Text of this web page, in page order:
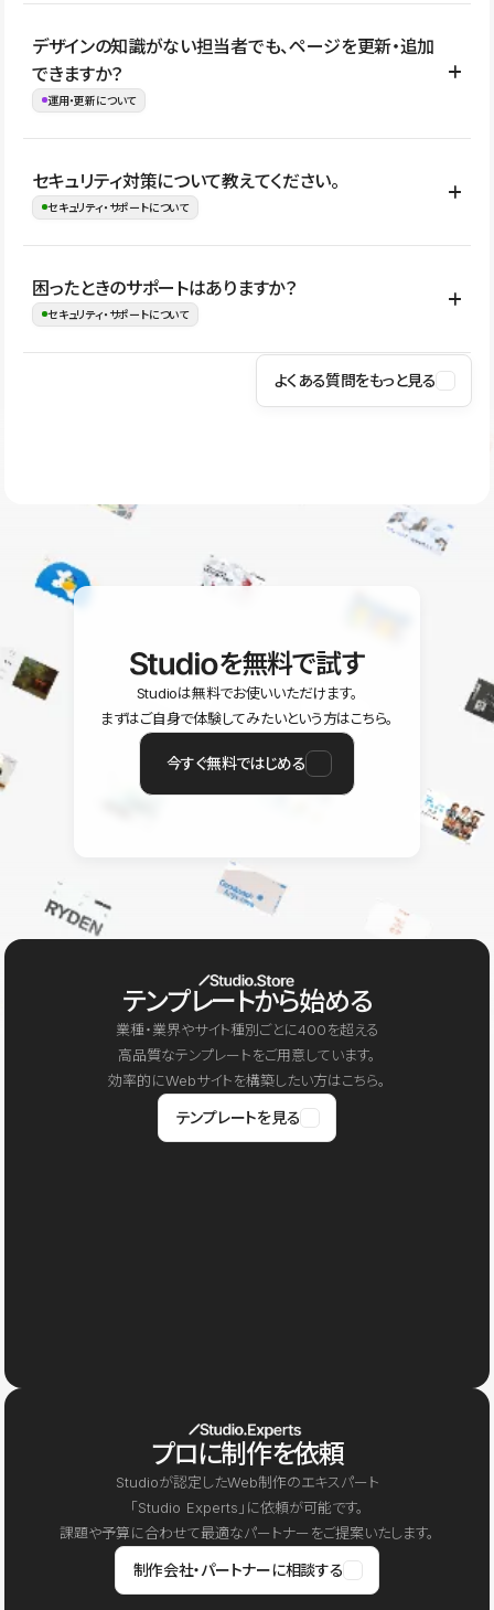
ない段階でも、お問い合わせください。
お問合せはこちら
公開ページ数、バージョン履歴の期間、CMS利用数の上限、権限
管理の有無などがプランごとに異なります。詳しくは料金プランペ
ージをご覧ください。
デザインの知識がない担当者でも、ページを更新・追加
できますか？
運用・更新について
はい。CMSやコンポーネントを活用して更新範囲を設計しておく
ことで、デザインを崩しにくい状態で運用できます。 さらにコン
ながらレイアウトに影響を与えずに更新作業を進めやすくなりま
す。
セキュリティ対策について教えてください。
セキュリティ・サポートについて
Studioでは、公開サイトやサービスを安全に利用できるよう、通信
の暗号化、データ保護、アクセス管理、脆弱性対策など、複数の観
はSSL/TLSによる通信暗号化に対応しており、悪質なスクリプトの
困ったときのサポートはありますか？
セキュリティ・サポートについて
操作方法や機能については、ヘルプセンターでご確認いただけま
ユーザー同士で質問・相談できるコミュニティもご利用ください。
よくある質問をもっと見る
を無料で試す
Studioは無料でお使いいただけます。
まずはご自身で体験してみたいという方はこちら。
今すぐ無料ではじめる
テンプレートから始める
業種・業界やサイト種別ごとに400を超える
高品質なテンプレートをご用意しています。
効率的にWebサイトを構築したい方はこちら。
テンプレートを見る
プロに制作を依頼
Studioが認定したWeb制作のエキスパート
「Studio Experts」に依頼が可能です。
課題や予算に合わせて最適なパートナーをご提案いたします。
制作会社・パートナーに相談する